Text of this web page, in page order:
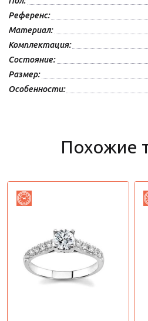
Референс:
Материал:
Комплектация:
Состояние:
Размер:
Особенности:
Похожие